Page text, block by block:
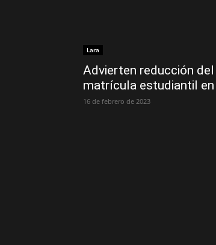
Lara
Advierten reducción
matrícula estudiantil
16 de febrero de 2023